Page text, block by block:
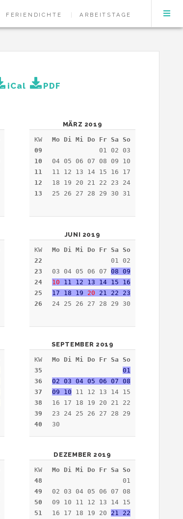
FERIENDICHTE ARBEITSTAGE
iCal PDF
MÄRZ 2019
KW
09
10
11
12
13
Mo Di Mi Do Fr Sa So
01 02 03
04 05 06 07 08 09 10
11 12 13 14 15 16 17
18 19 20 21 22 23 24
25 26 27 28 29 30 31
JUNI 2019
KW
22
23
24
25
26
Mo Di Mi Do Fr Sa So
01 02
03 04 05 06 07 08 09
10 11 12 13 14 15 16
17 18 19 20 21 22 23
24 25 26 27 28 29 30
SEPTEMBER 2019
KW
35
36
37
38
39
40
Mo Di Mi Do Fr Sa So
01
02 03 04 05 06 07 08
09 10 11 12 13 14 15
16 17 18 19 20 21 22
23 24 25 26 27 28 29
30
DEZEMBER 2019
KW
48
49
50
51
Mo Di Mi Do Fr Sa So
01
02 03 04 05 06 07 08
09 10 11 12 13 14 15
16 17 18 19 20 21 22